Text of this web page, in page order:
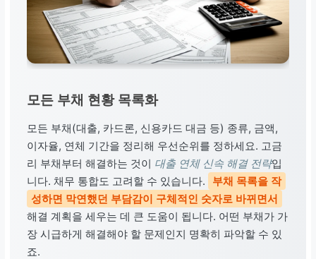
모든 부채 현황 목록화
모든 부채(대출, 카드론, 신용카드 대금 등) 종류, 금액,
이자율, 연체 기간을 정리해 우선순위를 정하세요. 고금
리 부채부터 해결하는 것이 대출 연체 신속 해결 전략입
니다. 채무 통합도 고려할 수 있습니다.
부채 목록을 작
성하면 막연했던 부담감이 구체적인 숫자로 바뀌면서
해결 계획을 세우는 데 큰 도움이 됩니다. 어떤 부채가 가
장 시급하게 해결해야 할 문제인지 명확히 파악할 수 있
죠.